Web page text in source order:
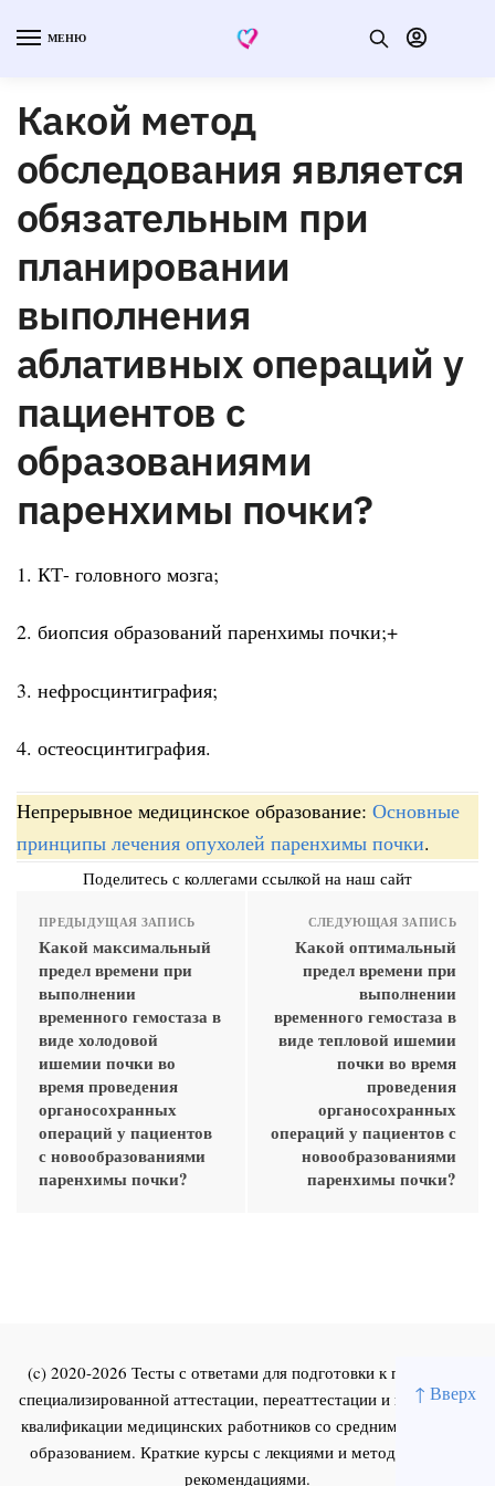
↑ Вверх
МЕНЮ
Какой метод
обследования является
обязательным при
планировании
выполнения
аблативных операций у
пациентов с
образованиями
паренхимы почки?
1. КТ- головного мозга;
2. биопсия образований паренхимы почки;+
3. нефросцинтиграфия;
4. остеосцинтиграфия.
Непрерывное медицинское образование: Основные
принципы лечения опухолей паренхимы почки.
Поделитесь с коллегами ссылкой на наш сайт
ПРЕДЫДУЩАЯ ЗАПИСЬ
Какой максимальный
предел времени при
выполнении
временного гемостаза в
виде холодовой
ишемии почки во
время проведения
органосохранных
операций у пациентов
с новообразованиями
паренхимы почки?
СЛЕДУЮЩАЯ ЗАПИСЬ
Какой оптимальный
предел времени при
выполнении
временного гемостаза в
виде тепловой ишемии
почки во время
проведения
органосохранных
операций у пациентов с
новообразованиями
паренхимы почки?
(c) 2020-2026 Тесты с ответами для подготовки к первичной
специализированной аттестации, переаттестации и повышения
квалификации медицинских работников со средним и высшим
образованием. Краткие курсы с лекциями и методическими
рекомендациями.